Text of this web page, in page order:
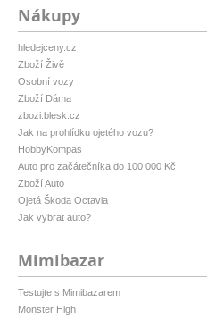
Nákupy
hledejceny.cz
Zboží Živě
Osobní vozy
Zboží Dáma
zbozi.blesk.cz
Jak na prohlídku ojetého vozu?
HobbyKompas
Auto pro začátečníka do 100 000 Kč
Zboží Auto
Ojetá Škoda Octavia
Jak vybrat auto?
Mimibazar
Testujte s Mimibazarem
Monster High